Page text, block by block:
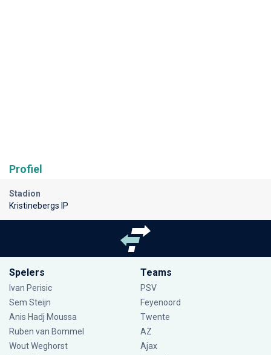
Profiel
Stadion
Kristinebergs IP
Spelers
Ivan Perisic
Sem Steijn
Anis Hadj Moussa
Ruben van Bommel
Wout Weghorst
Teams
PSV
Feyenoord
Twente
AZ
Ajax